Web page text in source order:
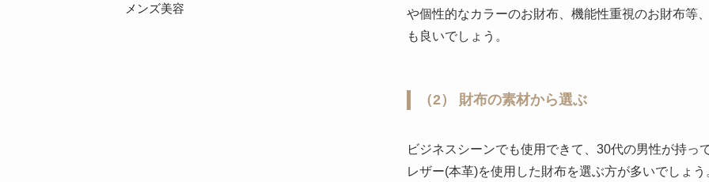
や個性的なカラーのお財布、機能性重視のお財布等
も良いでしょう。
（2） 財布の素材から選ぶ
ビジネスシーンでも使用できて、30代の男性が持っ
レザー(本革)を使用した財布を選ぶ方が多いでしょう
メンズ美容